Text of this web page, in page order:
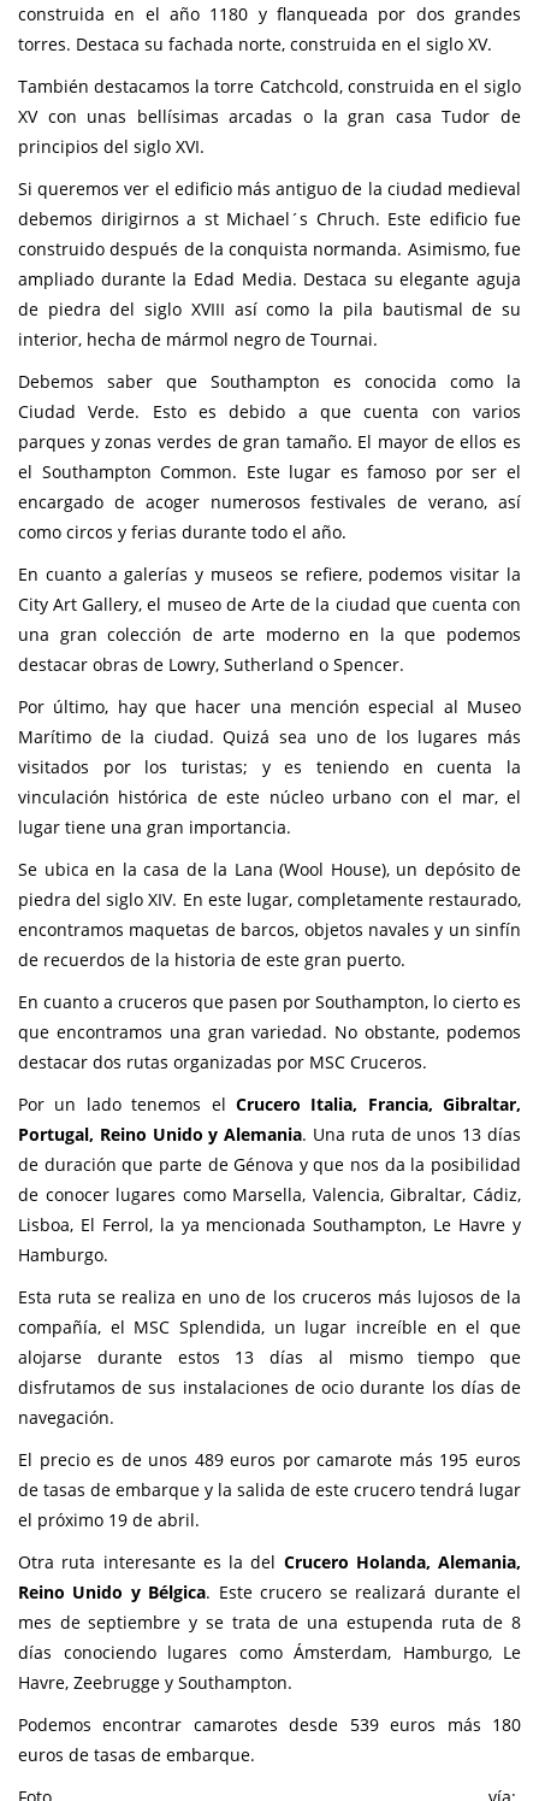
construida en el año 1180 y flanqueada por dos grandes
torres. Destaca su fachada norte, construida en el siglo XV.
También destacamos la torre Catchcold, construida en el siglo
XV con unas bellísimas arcadas o la gran casa Tudor de
principios del siglo XVI.
Si queremos ver el edificio más antiguo de la ciudad medieval
debemos dirigirnos a st Michael´s Chruch. Este edificio fue
construido después de la conquista normanda. Asimismo, fue
ampliado durante la Edad Media. Destaca su elegante aguja
de piedra del siglo XVIII así como la pila bautismal de su
interior, hecha de mármol negro de Tournai.
Debemos saber que Southampton es conocida como la
Ciudad Verde. Esto es debido a que cuenta con varios
parques y zonas verdes de gran tamaño. El mayor de ellos es
el Southampton Common. Este lugar es famoso por ser el
encargado de acoger numerosos festivales de verano, así
como circos y ferias durante todo el año.
En cuanto a galerías y museos se refiere, podemos visitar la
City Art Gallery, el museo de Arte de la ciudad que cuenta con
una gran colección de arte moderno en la que podemos
destacar obras de Lowry, Sutherland o Spencer.
Por último, hay que hacer una mención especial al Museo
Marítimo de la ciudad. Quizá sea uno de los lugares más
visitados por los turistas; y es teniendo en cuenta la
vinculación histórica de este núcleo urbano con el mar, el
lugar tiene una gran importancia.
Se ubica en la casa de la Lana (Wool House), un depósito de
piedra del siglo XIV. En este lugar, completamente restaurado,
encontramos maquetas de barcos, objetos navales y un sinfín
de recuerdos de la historia de este gran puerto.
En cuanto a cruceros que pasen por Southampton, lo cierto es
que encontramos una gran variedad. No obstante, podemos
destacar dos rutas organizadas por MSC Cruceros.
Por un lado tenemos el Crucero Italia, Francia, Gibraltar,
Portugal, Reino Unido y Alemania. Una ruta de unos 13 días
de duración que parte de Génova y que nos da la posibilidad
de conocer lugares como Marsella, Valencia, Gibraltar, Cádiz,
Lisboa, El Ferrol, la ya mencionada Southampton, Le Havre y
Hamburgo.
Esta ruta se realiza en uno de los cruceros más lujosos de la
compañía, el MSC Splendida, un lugar increíble en el que
alojarse durante estos 13 días al mismo tiempo que
disfrutamos de sus instalaciones de ocio durante los días de
navegación.
El precio es de unos 489 euros por camarote más 195 euros
de tasas de embarque y la salida de este crucero tendrá lugar
el próximo 19 de abril.
Otra ruta interesante es la del Crucero Holanda, Alemania,
Reino Unido y Bélgica. Este crucero se realizará durante el
mes de septiembre y se trata de una estupenda ruta de 8
días conociendo lugares como Ámsterdam, Hamburgo, Le
Havre, Zeebrugge y Southampton.
Podemos encontrar camarotes desde 539 euros más 180
euros de tasas de embarque.